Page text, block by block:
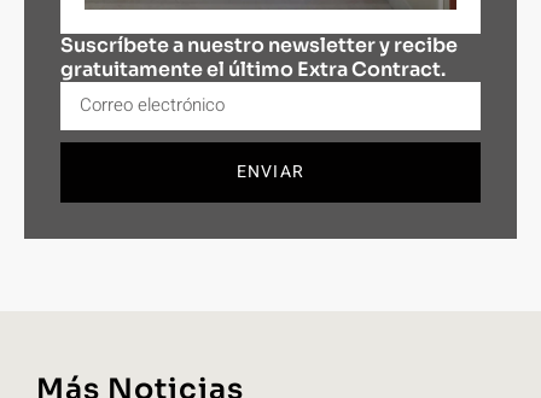
Suscríbete a nuestro newsletter y recibe
gratuitamente el último Extra Contract.
ENVIAR
Más Noticias